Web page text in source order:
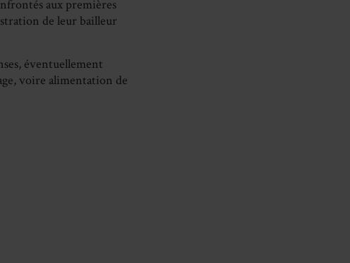
aux premières
de leur bailleur
éventuellement
voire alimentation de